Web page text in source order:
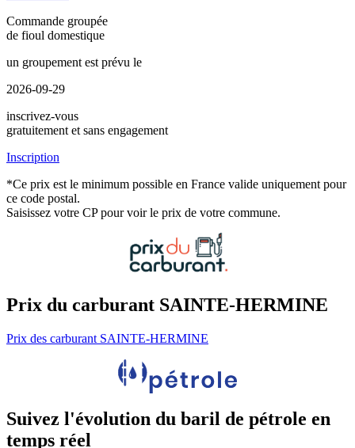
Commande groupée
de fioul domestique
un groupement est prévu le
2026-09-29
inscrivez-vous
gratuitement et sans engagement
Inscription
*Ce prix est le minimum possible en France valide uniquement pour
ce code postal.
Saisissez votre CP pour voir le prix de votre commune.
Prix du carburant SAINTE-HERMINE
Prix des carburant SAINTE-HERMINE
Suivez l'évolution du baril de pétrole en
temps réel